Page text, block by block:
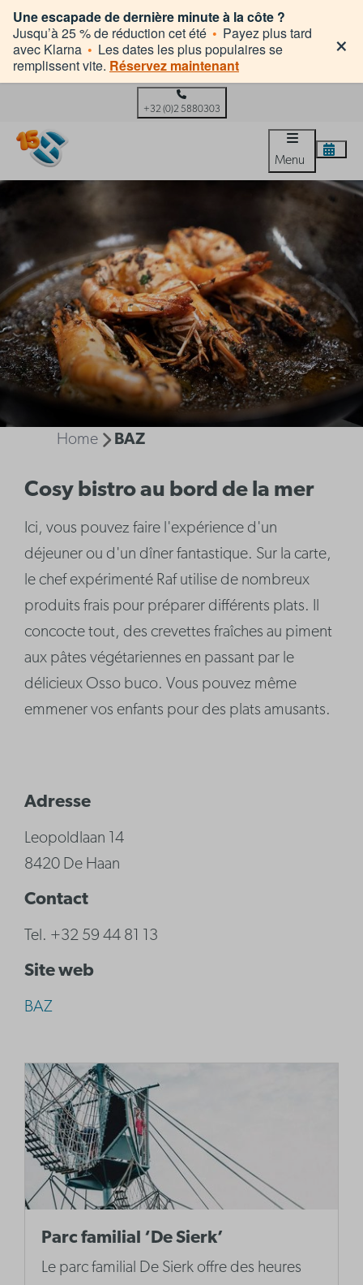
Une escapade de dernière minute à la côte ?
Jusqu’à 25 % de réduction cet été • Payez plus tard
avec Klarna • Les dates les plus populaires se
remplissent vite. Réservez maintenant
×
+32 (0)2 5880303
Menu
Home BAZ
Cosy bistro au bord de la mer
Ici, vous pouvez faire l'expérience d'un
déjeuner ou d'un dîner fantastique. Sur la carte,
le chef expérimenté Raf utilise de nombreux
produits frais pour préparer différents plats. Il
concocte tout, des crevettes fraîches au piment
aux pâtes végétariennes en passant par le
délicieux Osso buco. Vous pouvez même
emmener vos enfants pour des plats amusants.
Adresse
Leopoldlaan 14
8420 De Haan
Contact
Tel. +32 59 44 81 13
Site web
BAZ
Parc familial ‘De Sierk’
Le parc familial De Sierk offre des heures